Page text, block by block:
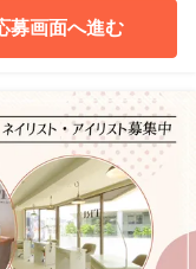
募画面へ進む